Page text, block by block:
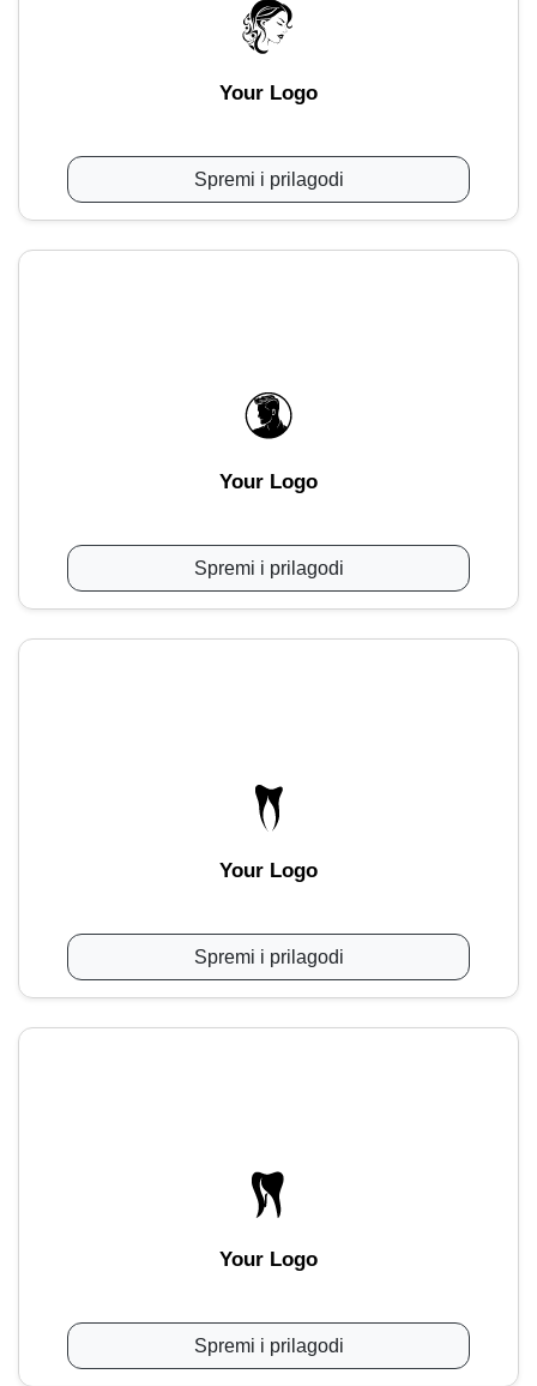
Your Logo
Spremi i prilagodi
Your Logo
Spremi i prilagodi
Your Logo
Spremi i prilagodi
Your Logo
Spremi i prilagodi